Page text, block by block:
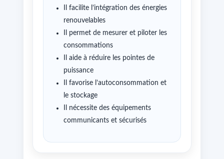
Il facilite l’intégration des énergies
renouvelables
Il permet de mesurer et piloter les
consommations
Il aide à réduire les pointes de
puissance
Il favorise l’autoconsommation et
le stockage
Il nécessite des équipements
communicants et sécurisés